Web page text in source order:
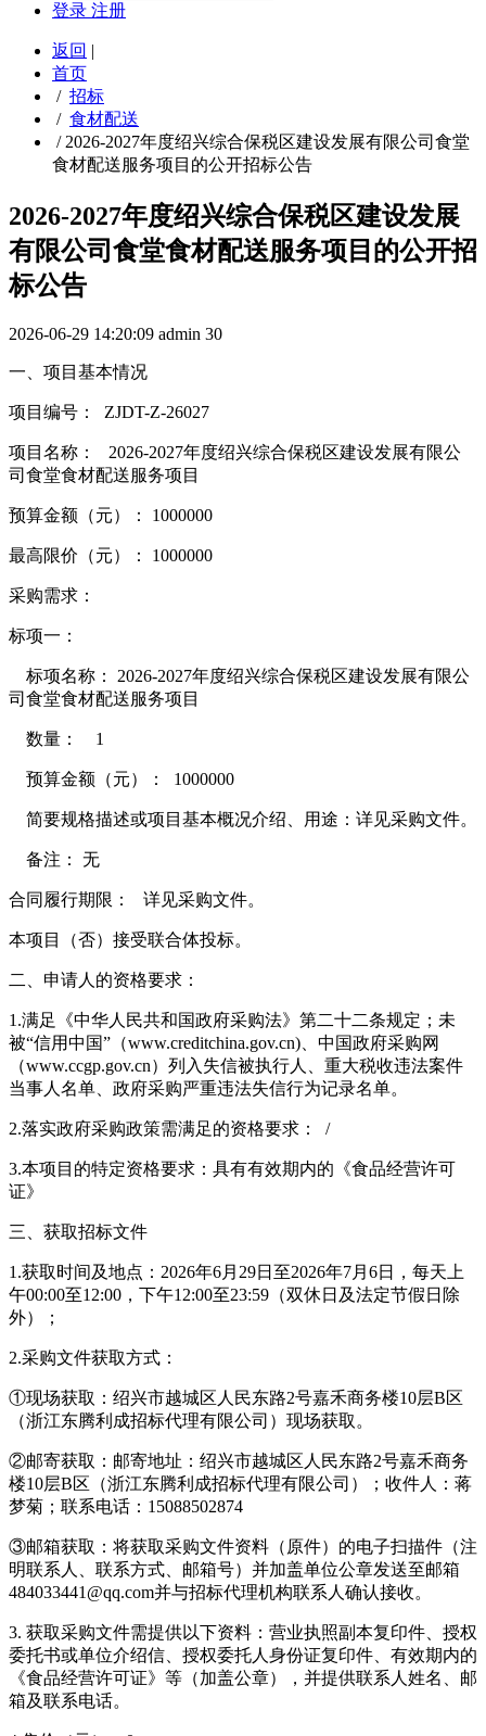
登录 注册
返回 |
首页
/ 招标
/ 食材配送
/ 2026-2027年度绍兴综合保税区建设发展有限公司食堂
食材配送服务项目的公开招标公告
2026-2027年度绍兴综合保税区建设发展
有限公司食堂食材配送服务项目的公开招
标公告
2026-06-29 14:20:09 admin 30
一、项目基本情况
项目编号： ZJDT-Z-26027
项目名称： 2026-2027年度绍兴综合保税区建设发展有限公
司食堂食材配送服务项目
预算金额（元）： 1000000
最高限价（元）： 1000000
采购需求：
标项一：
标项名称： 2026-2027年度绍兴综合保税区建设发展有限公
司食堂食材配送服务项目
数量： 1
预算金额（元）： 1000000
简要规格描述或项目基本概况介绍、用途：详见采购文件。
备注： 无
合同履行期限： 详见采购文件。
本项目（否）接受联合体投标。
二、申请人的资格要求：
1.满足《中华人民共和国政府采购法》第二十二条规定；未
被“信用中国”（www.creditchina.gov.cn)、中国政府采购网
（www.ccgp.gov.cn）列入失信被执行人、重大税收违法案件
当事人名单、政府采购严重违法失信行为记录名单。
2.落实政府采购政策需满足的资格要求： /
3.本项目的特定资格要求：具有有效期内的《食品经营许可
证》
三、获取招标文件
1.获取时间及地点：2026年6月29日至2026年7月6日，每天上
午00:00至12:00，下午12:00至23:59（双休日及法定节假日除
外）；
2.采购文件获取方式：
①现场获取：绍兴市越城区人民东路2号嘉禾商务楼10层B区
（浙江东腾利成招标代理有限公司）现场获取。
②邮寄获取：邮寄地址：绍兴市越城区人民东路2号嘉禾商务
楼10层B区（浙江东腾利成招标代理有限公司）；收件人：蒋
梦菊；联系电话：15088502874
③邮箱获取：将获取采购文件资料（原件）的电子扫描件（注
明联系人、联系方式、邮箱号）并加盖单位公章发送至邮箱
484033441@qq.com并与招标代理机构联系人确认接收。
3. 获取采购文件需提供以下资料：营业执照副本复印件、授权
委托书或单位介绍信、授权委托人身份证复印件、有效期内的
《食品经营许可证》等（加盖公章），并提供联系人姓名、邮
箱及联系电话。